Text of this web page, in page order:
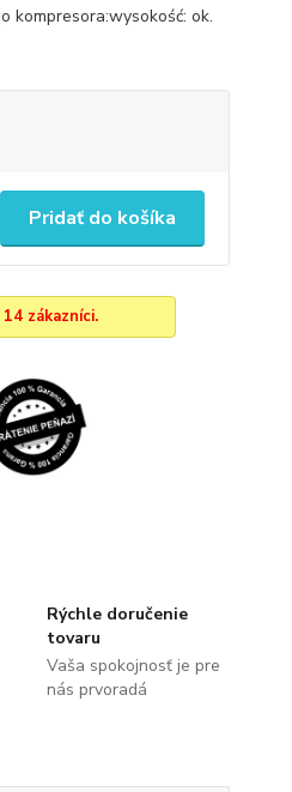
kompresora:wysokość: ok.
Pridať do košíka
zákazníci.
Rýchle doručenie
tovaru
Vaša spokojnosť je pre
nás prvoradá